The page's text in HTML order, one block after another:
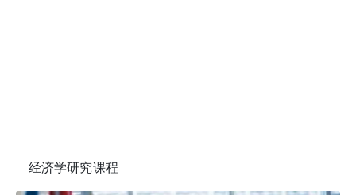
经济学研究课程